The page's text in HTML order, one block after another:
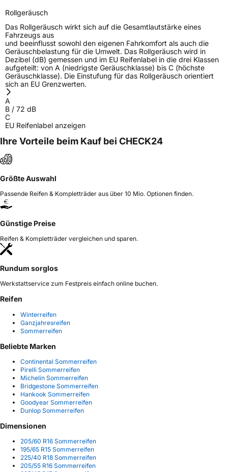
Fahrzeugklasse
C2
3PMSF / Schneeflockensymbol / Alpine-SymbolNein
EisgripNein
EPREL ID 439638
Allgemeine Produktsicherheit (GPSR)
HerstellerkontaktLinglong Germany GmbH, Bahnhofstraße 8
30159 Hannover Deutschland,
LLG_info@linglong.cn
Rollgeräusch
Das Rollgeräusch wirkt sich auf die Gesamtlautstärke eines
Fahrzeugs aus
und beeinflusst sowohl den eigenen Fahrkomfort als auch die
Geräuschbelastung für die Umwelt. Das Rollgeräusch wird in
Dezibel (dB) gemessen und im EU Reifenlabel in die drei Klassen
aufgeteilt: von A (niedrigste Geräuschklasse) bis C (höchste
Geräuschklasse). Die Einstufung für das Rollgeräusch orientiert
sich an EU Grenzwerten.
A
B / 72 dB
C
EU Reifenlabel anzeigen
Ihre Vorteile beim Kauf bei CHECK24
Größte Auswahl
Passende Reifen & Kompletträder aus über 10 Mio. Optionen finden.
Günstige Preise
Reifen & Kompletträder vergleichen und sparen.
Rundum sorglos
Werkstattservice zum Festpreis einfach online buchen.
Reifen
Winterreifen
Ganzjahresreifen
Sommerreifen
Beliebte Marken
Continental Sommerreifen
Pirelli Sommerreifen
Michelin Sommerreifen
Bridgestone Sommerreifen
Hankook Sommerreifen
Goodyear Sommerreifen
Dunlop Sommerreifen
Dimensionen
205/60 R16 Sommerreifen
195/65 R15 Sommerreifen
225/40 R18 Sommerreifen
205/55 R16 Sommerreifen